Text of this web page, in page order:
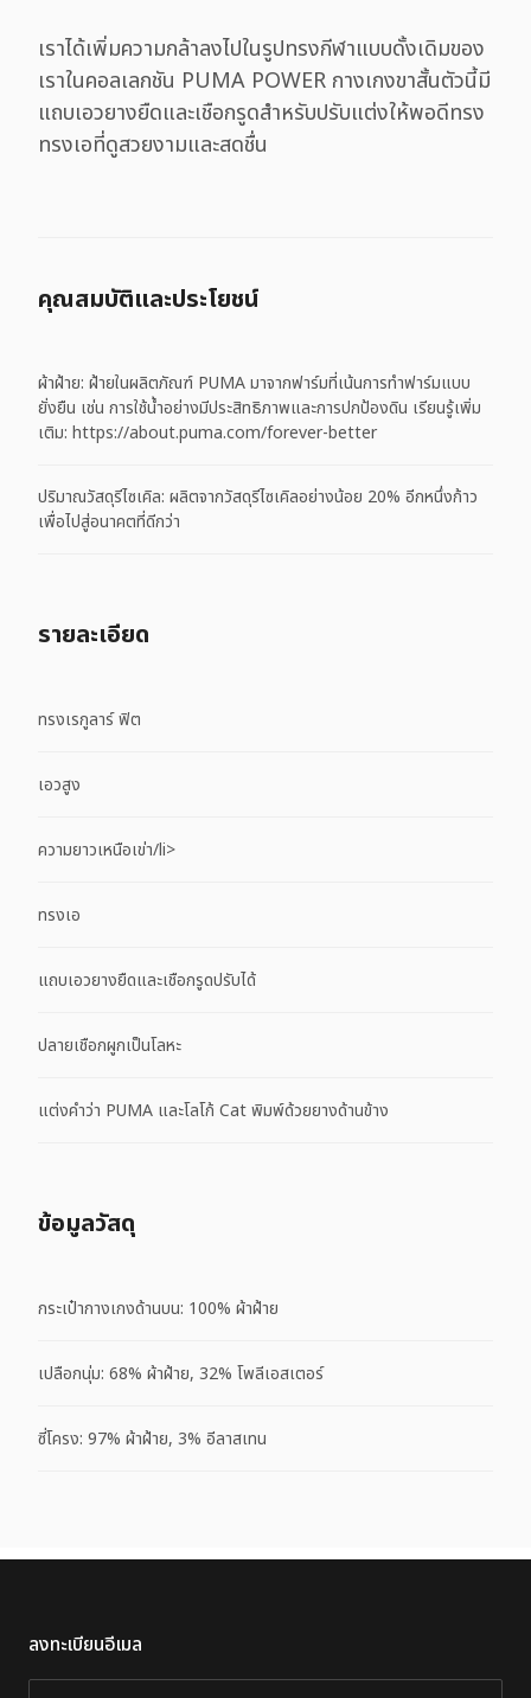
เราได้เพิ่มความกล้าลงไปในรูปทรงกีฬาแบบดั้งเดิมของ
เราในคอลเลกชัน PUMA POWER กางเกงขาสั้นตัวนี้มี
แถบเอวยางยืดและเชือกรูดสำหรับปรับแต่งให้พอดีทรง
ทรงเอที่ดูสวยงามและสดชื่น
คุณสมบัติและประโยชน์
ผ้าฝ้าย: ฝ้ายในผลิตภัณฑ์ PUMA มาจากฟาร์มที่เน้นการทำฟาร์มแบบ
ยั่งยืน เช่น การใช้น้ำอย่างมีประสิทธิภาพและการปกป้องดิน เรียนรู้เพิ่ม
เติม: https://about.puma.com/forever-better
ปริมาณวัสดุรีไซเคิล: ผลิตจากวัสดุรีไซเคิลอย่างน้อย 20% อีกหนึ่งก้าว
เพื่อไปสู่อนาคตที่ดีกว่า
รายละเอียด
ทรงเรกูลาร์ ฟิต
เอวสูง
ความยาวเหนือเข่า/li>
ทรงเอ
แถบเอวยางยืดและเชือกรูดปรับได้
ปลายเชือกผูกเป็นโลหะ
แต่งคำว่า PUMA และโลโก้ Cat พิมพ์ด้วยยางด้านข้าง
ข้อมูลวัสดุ
กระเป๋ากางเกงด้านบน: 100% ผ้าฝ้าย
เปลือกนุ่ม: 68% ผ้าฝ้าย, 32% โพลีเอสเตอร์
ซี่โครง: 97% ผ้าฝ้าย, 3% อีลาสเทน
ลงทะเบียนอีเมล